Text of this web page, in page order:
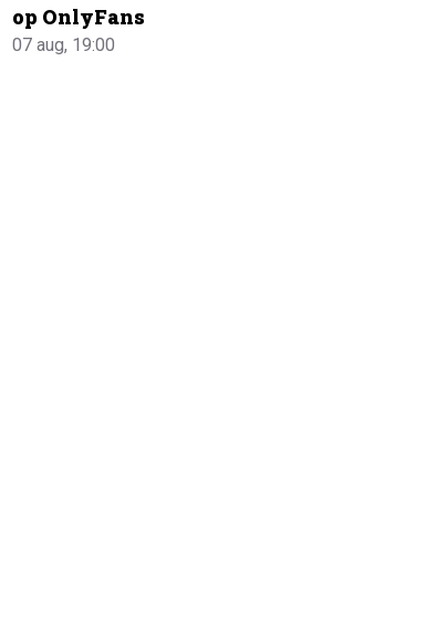
op OnlyFans
07 aug, 19:00